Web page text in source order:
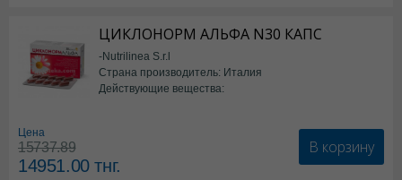
ЦИКЛОНОРМ АЛЬФА N30 КАПС
-Nutrilinea S.r.l
Страна производитель: Италия
Действующие вещества:
Цена
15737.89
14951.00тнг.
В корзину